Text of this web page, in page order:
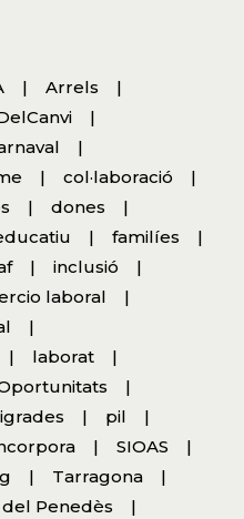
Arrels
col·laboració
dones
familíes
inclusió
laboral
laborat
pil
SIOAS
Tarragona
Penedès